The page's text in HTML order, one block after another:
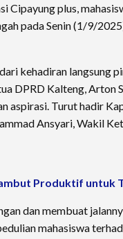
Cipayung plus,
pada Senin (1/9/
kehadiran langsung
DPRD Kalteng, Arton
aspirasi. Turut hadir
Ansyari, Wakil
Produktif untuk
dan membuat
mahasiswa